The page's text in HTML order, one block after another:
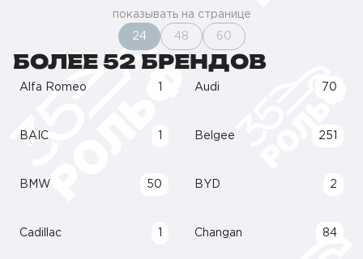
показывать на странице
24 48 60
БОЛЕЕ 52 БРЕНДОВ
Alfa Romeo Audi 70
BAIC Belgee 251
BMW 50 BYD 2
Cadillac Changan 84